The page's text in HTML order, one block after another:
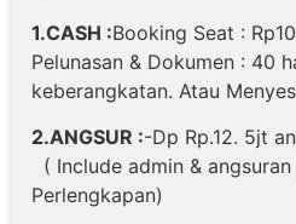
1.CASH :Booking Seat :
Pelunasan & Dokumen : 40
keberangkatan. Atau
2.ANGSUR :-Dp Rp.12. 5jt
( Include admin &
Perlengkapan)